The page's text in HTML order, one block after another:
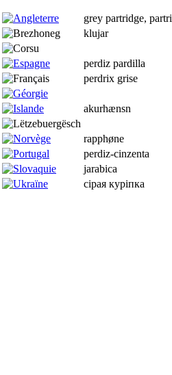
grey partridge,
klujar
perdiz pardilla
perdrix grise
akurhænsn
rapphøne
perdiz-cinzenta
jarabica
ciрая курiпка